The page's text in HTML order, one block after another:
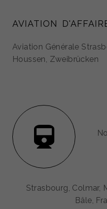
AVIATION
Aviation Générale
Houssen, Zweibrücken
Strasbourg, Colmar,
Bâle,